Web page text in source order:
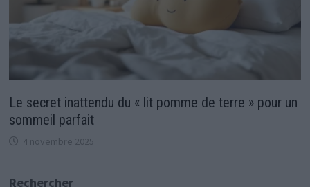
Le secret inattendu du « lit pomme de terre » pour un
sommeil parfait
4 novembre 2025
Rechercher